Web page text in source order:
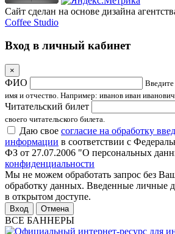
Сайт сделан на основе дизайна
Coffee Studio
Вход в личный кабинет
×
ФИО
имя и отчество. Например: иванов иван иванович
Читательский билет
своего читательского билета.
Даю свое согласие на обработку
информации в соответствии с
ФЗ от 27.07.2006 "О персональных
конфиденциальности
Мы не можем обработать запрос без
обработку данных. Введенные личные
в открытом доступе.
Отмена
ВСЕ БАННЕРЫ